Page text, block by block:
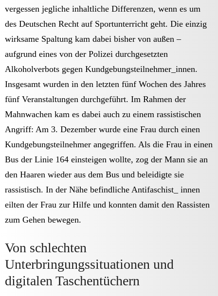
vergessen jegliche inhaltliche Differenzen, wenn es um
des Deutschen Recht auf Sportunterricht geht. Die einzig
wirksame Spaltung kam dabei bisher von außen –
aufgrund eines von der Polizei durchgesetzten
Alkoholverbots gegen Kundgebungsteilnehmer_innen.
Insgesamt wurden in den letzten fünf Wochen des Jahres
fünf Veranstaltungen durchgeführt. Im Rahmen der
Mahnwachen kam es dabei auch zu einem rassistischen
Angriff: Am 3. Dezember wurde eine Frau durch einen
Kundgebungsteilnehmer angegriffen. Als die Frau in einen
Bus der Linie 164 einsteigen wollte, zog der Mann sie an
den Haaren wieder aus dem Bus und beleidigte sie
rassistisch. In der Nähe befindliche Antifaschist_ innen
eilten der Frau zur Hilfe und konnten damit den Rassisten
zum Gehen bewegen.
Von schlechten
Unterbringungssituationen und
digitalen Taschentüchern